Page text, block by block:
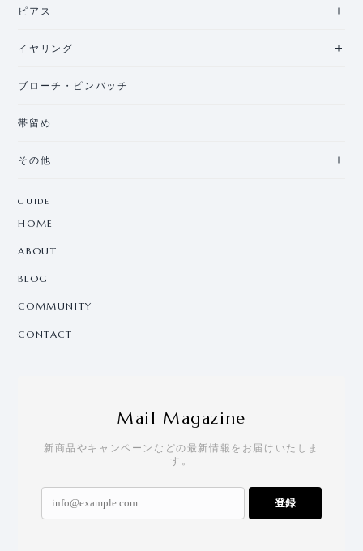
ピアス
イヤリング
ブローチ・ピンバッチ
帯留め
その他
GUIDE
HOME
ABOUT
BLOG
COMMUNITY
CONTACT
Mail Magazine
新商品やキャンペーンなどの最新情報をお届けいたしま
す。
登録